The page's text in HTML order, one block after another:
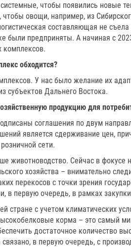
чтобы появились новые
овощи, например, из
составляющая не
были предприняты. А начиная с
комплексов.
обходится?
У нас было желание их
субъектов Дальнего Востока.
продукцию для
соглашения по двум
является сдерживание цен,
сети.
животноводство. Сейчас в фокусе
хозяйства – внимательно
перекосов с точки зрения
в первую очередь, в рамках
стране с учетом климатических
корма – это самый
достаточное количество
в первую очередь, с